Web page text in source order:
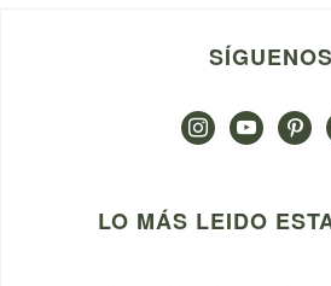
SÍGUENOS
instagramyoutube
LO MÁS LEIDO